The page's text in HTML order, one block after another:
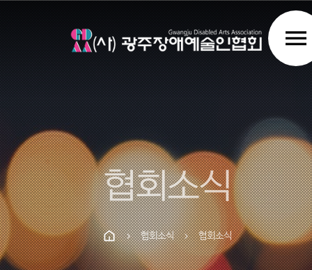
menu
협회소식
chevron_right 협회소식 chevron_right 협회소식